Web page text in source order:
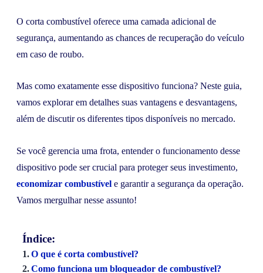
O corta combustível oferece uma camada adicional de
segurança, aumentando as chances de recuperação do veículo
em caso de roubo.
Mas como exatamente esse dispositivo funciona? Neste guia,
vamos explorar em detalhes suas vantagens e desvantagens,
além de discutir os diferentes tipos disponíveis no mercado.
Se você gerencia uma frota, entender o funcionamento desse
dispositivo pode ser crucial para proteger seus investimento,
economizar combustível e garantir a segurança da operação.
Vamos mergulhar nesse assunto!
Índice:
O que é corta combustível?
Como funciona um bloqueador de combustível?